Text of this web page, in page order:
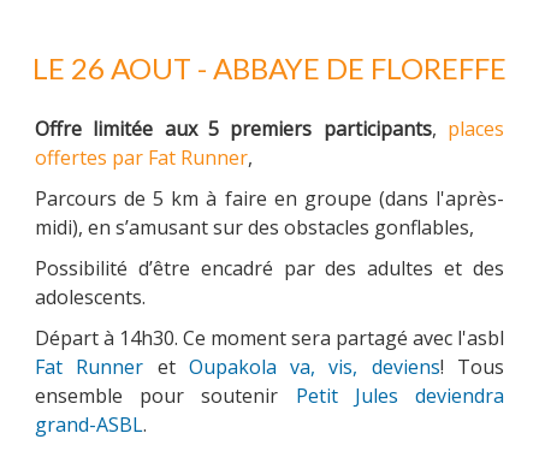
LE 26 AOUT - ABBAYE DE FLOREFFE
Offre limitée aux 5 premiers participants, places
offertes par Fat Runner,
Parcours de 5 km à faire en groupe (dans l'après-
midi), en s’amusant sur des obstacles gonflables,
Possibilité d’être encadré par des adultes et des
adolescents.
Départ à 14h30. Ce moment sera partagé avec l'asbl
Fat Runner et Oupakola va, vis, deviens! Tous
ensemble pour soutenir Petit Jules deviendra
grand-ASBL.